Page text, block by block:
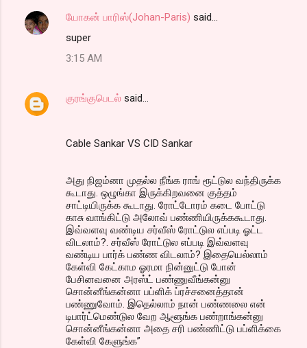
யோகன் பாரிஸ்(Johan-Paris) said…
super
3:15 AM
குரங்குபெடல் said…
Cable Sankar VS CID Sankar
அது நிஜம்னா முதல்ல நீங்க ராங் ரூட்டுல வந்திருக்க
கூடாது. ஒழுங்கா இருக்கிறவனை குத்தம்
சாட்டியிருக்க கூடாது. ரோட்டோரம் கடை போட்டு
காசு வாங்கிட்டு அலோவ் பண்ணியிருக்ககூடாது.
இவ்வளவு வண்டிய சர்வீஸ் ரோட்டுல எப்படி ஓட்ட
விடலாம்?. சர்வீஸ் ரோட்டுல எப்படி இவ்வளவு
வண்டிய பார்க் பண்ண விடலாம்? இதையெல்லாம்
கேள்வி கேட்காம ஓரமா நின்னுட்டு போன்
பேசினவனை அரஸ்ட் பண்ணுவீங்கன்னு
சொன்னீங்கன்னா பப்ளிக் ப்ரச்சனைத்தான்
பண்ணுவோம். இதெல்லாம் நான் பண்ணலை என்
டிபார்ட்மெண்டுல வேற ஆளூங்க பண்றாங்கன்னு
சொன்னீங்கன்னா அதை சரி பண்ணிட்டு பப்ளிக்கை
கேள்வி கேளுங்க”